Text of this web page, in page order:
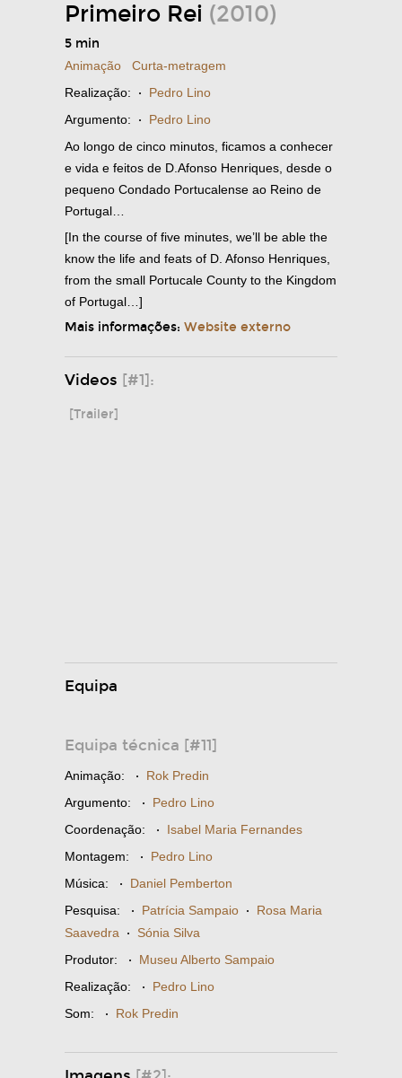
Primeiro Rei (2010)
5 min
Animação
Curta-metragem
Realização: · Pedro Lino
Argumento: · Pedro Lino
Ao longo de cinco minutos, ficamos a conhecer
e vida e feitos de D.Afonso Henriques, desde o
pequeno Condado Portucalense ao Reino de
Portugal…
[In the course of five minutes, we’ll be able the
know the life and feats of D. Afonso Henriques,
from the small Portucale County to the Kingdom
of Portugal…]
Mais informações: Website externo
Videos [#1]:
[Trailer]
Equipa
Equipa técnica [#11]
Animação: · Rok Predin
Argumento: · Pedro Lino
Coordenação: · Isabel Maria Fernandes
Montagem: · Pedro Lino
Música: · Daniel Pemberton
Pesquisa: · Patrícia Sampaio · Rosa Maria
Saavedra · Sónia Silva
Produtor: · Museu Alberto Sampaio
Realização: · Pedro Lino
Som: · Rok Predin